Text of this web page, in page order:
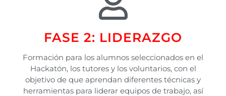
FASE 2: LIDERAZGO
Formación para los alumnos seleccionados en el
Hackatón, los tutores y los voluntarios, con el
objetivo de que aprendan diferentes técnicas y
herramientas para liderar equipos de trabajo, así